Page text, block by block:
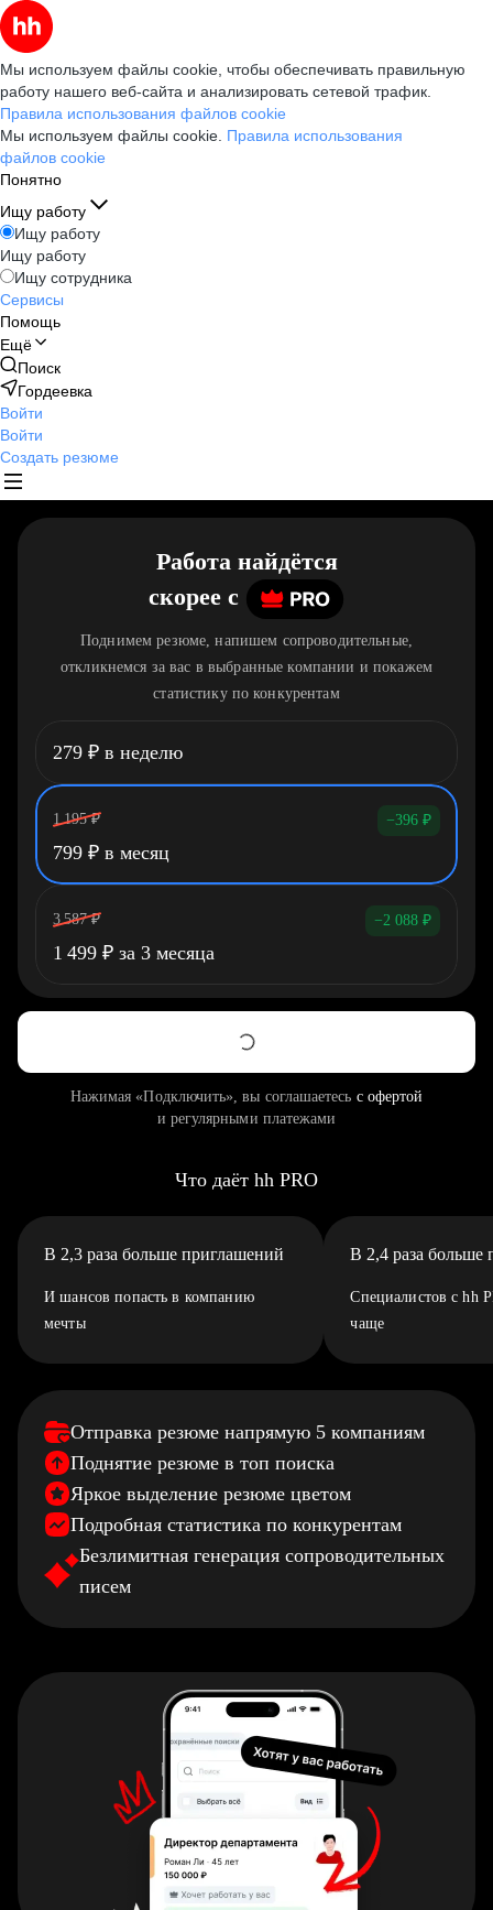
Мы используем файлы cookie, чтобы обеспечивать правильную
работу нашего веб-сайта и анализировать сетевой трафик.
Правила использования файлов cookie
Мы используем файлы cookie. Правила использования
файлов cookie
Понятно
Ищу работу
Ищу работу
Ищу работу
Ищу сотрудника
Сервисы
Помощь
Ещё
Поиск
Гордеевка
Войти
Войти
Создать резюме
Работа найдётся
скорее c
Поднимем резюме, напишем сопроводительные,
откликнемся за вас в выбранные компании и покажем
статистику по конкурентам
279 ₽ в неделю
1 195 ₽ −396 ₽
799 ₽ в месяц
3 587 ₽ −2 088 ₽
1 499 ₽ за 3 месяца
Нажимая «Подключить», вы соглашаетесь с офертой
и регулярными платежами
Что даёт hh PRO
В 2,3 раза больше приглашений
И шансов попасть в компанию
мечты
В 2,4 раза больше
Специалистов с hh
чаще
Отправка резюме напрямую 5 компаниям
Поднятие резюме в топ поиска
Яркое выделение резюме цветом
Подробная статистика по конкурентам
Безлимитная генерация сопроводительных
писем